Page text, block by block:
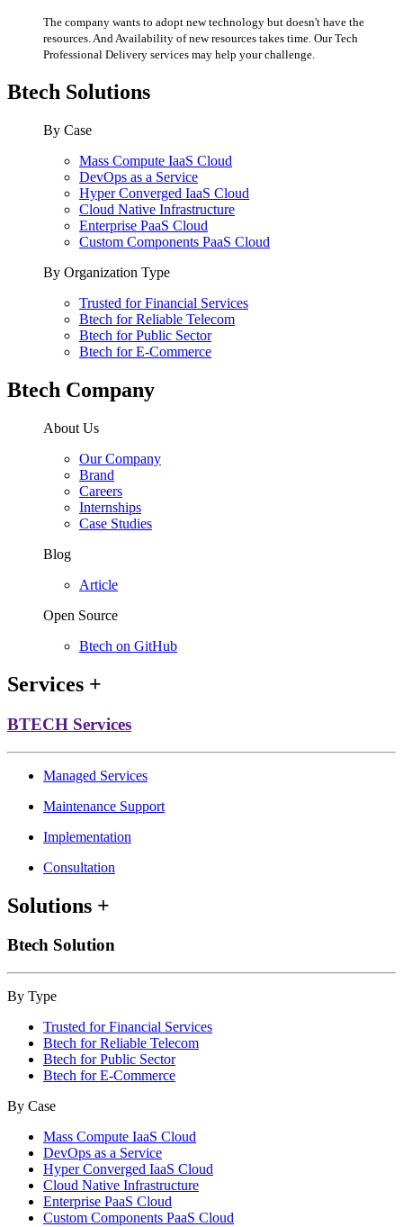
The company wants to adopt new technology but doesn't have the
resources. And Availability of new resources takes time. Our Tech
Professional Delivery services may help your challenge.
Btech Solutions
By Case
Mass Compute IaaS Cloud
DevOps as a Service
Hyper Converged IaaS Cloud
Cloud Native Infrastructure
Enterprise PaaS Cloud
Custom Components PaaS Cloud
By Organization Type
Trusted for Financial Services
Btech for Reliable Telecom
Btech for Public Sector
Btech for E-Commerce
Btech Company
About Us
Our Company
Brand
Careers
Internships
Case Studies
Blog
Article
Open Source
Btech on GitHub
Services +
BTECH Services
Managed Services
Maintenance Support
Implementation
Consultation
Solutions +
Btech Solution
By Type
Trusted for Financial Services
Btech for Reliable Telecom
Btech for Public Sector
Btech for E-Commerce
By Case
Mass Compute IaaS Cloud
DevOps as a Service
Hyper Converged IaaS Cloud
Cloud Native Infrastructure
Enterprise PaaS Cloud
Custom Components PaaS Cloud